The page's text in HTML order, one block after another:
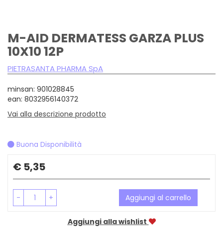
M-AID DERMATESS GARZA PLUS
10X10 12P
PIETRASANTA PHARMA SpA
minsan: 901028845
ean: 8032956140372
Vai alla descrizione prodotto
Buona Disponibilità
Prezzo
€ 5,35
- + Aggiungi al carrello
Aggiungi alla wishlist